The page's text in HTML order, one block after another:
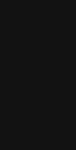
intéresse